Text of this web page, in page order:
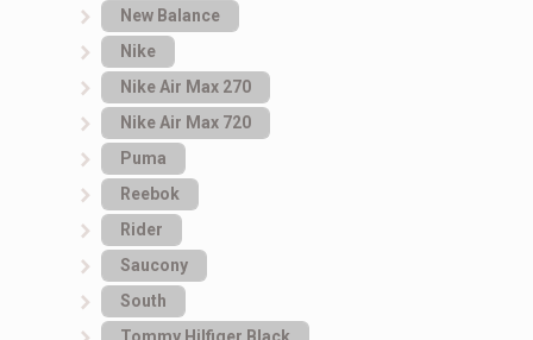
New Balance
Nike
Nike Air Max 270
Nike Air Max 720
Puma
Reebok
Rider
Saucony
South